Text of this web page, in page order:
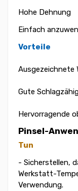
Hohe Dehnung
Einfach
Vorteile
Ausgezeichnete
Gute
Hervorragende
Pinsel-
Tun
- Sicherstellen,
Werkstatt-
Verwendung.